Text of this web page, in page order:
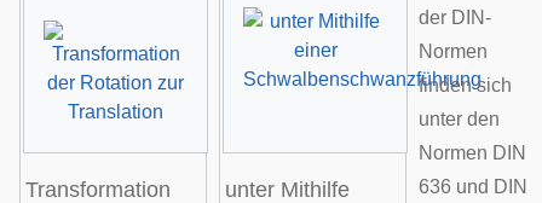
Transformation
unter Mithilfe
der DIN-
Normen
finden sich
unter den
Normen DIN
636 und DIN